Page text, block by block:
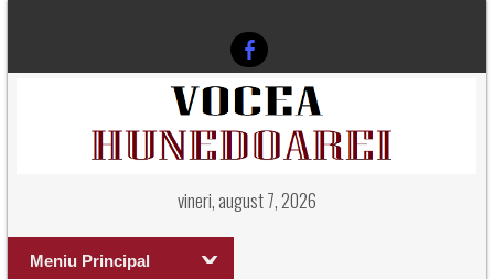
vineri, august 7, 2026
Meniu Principal